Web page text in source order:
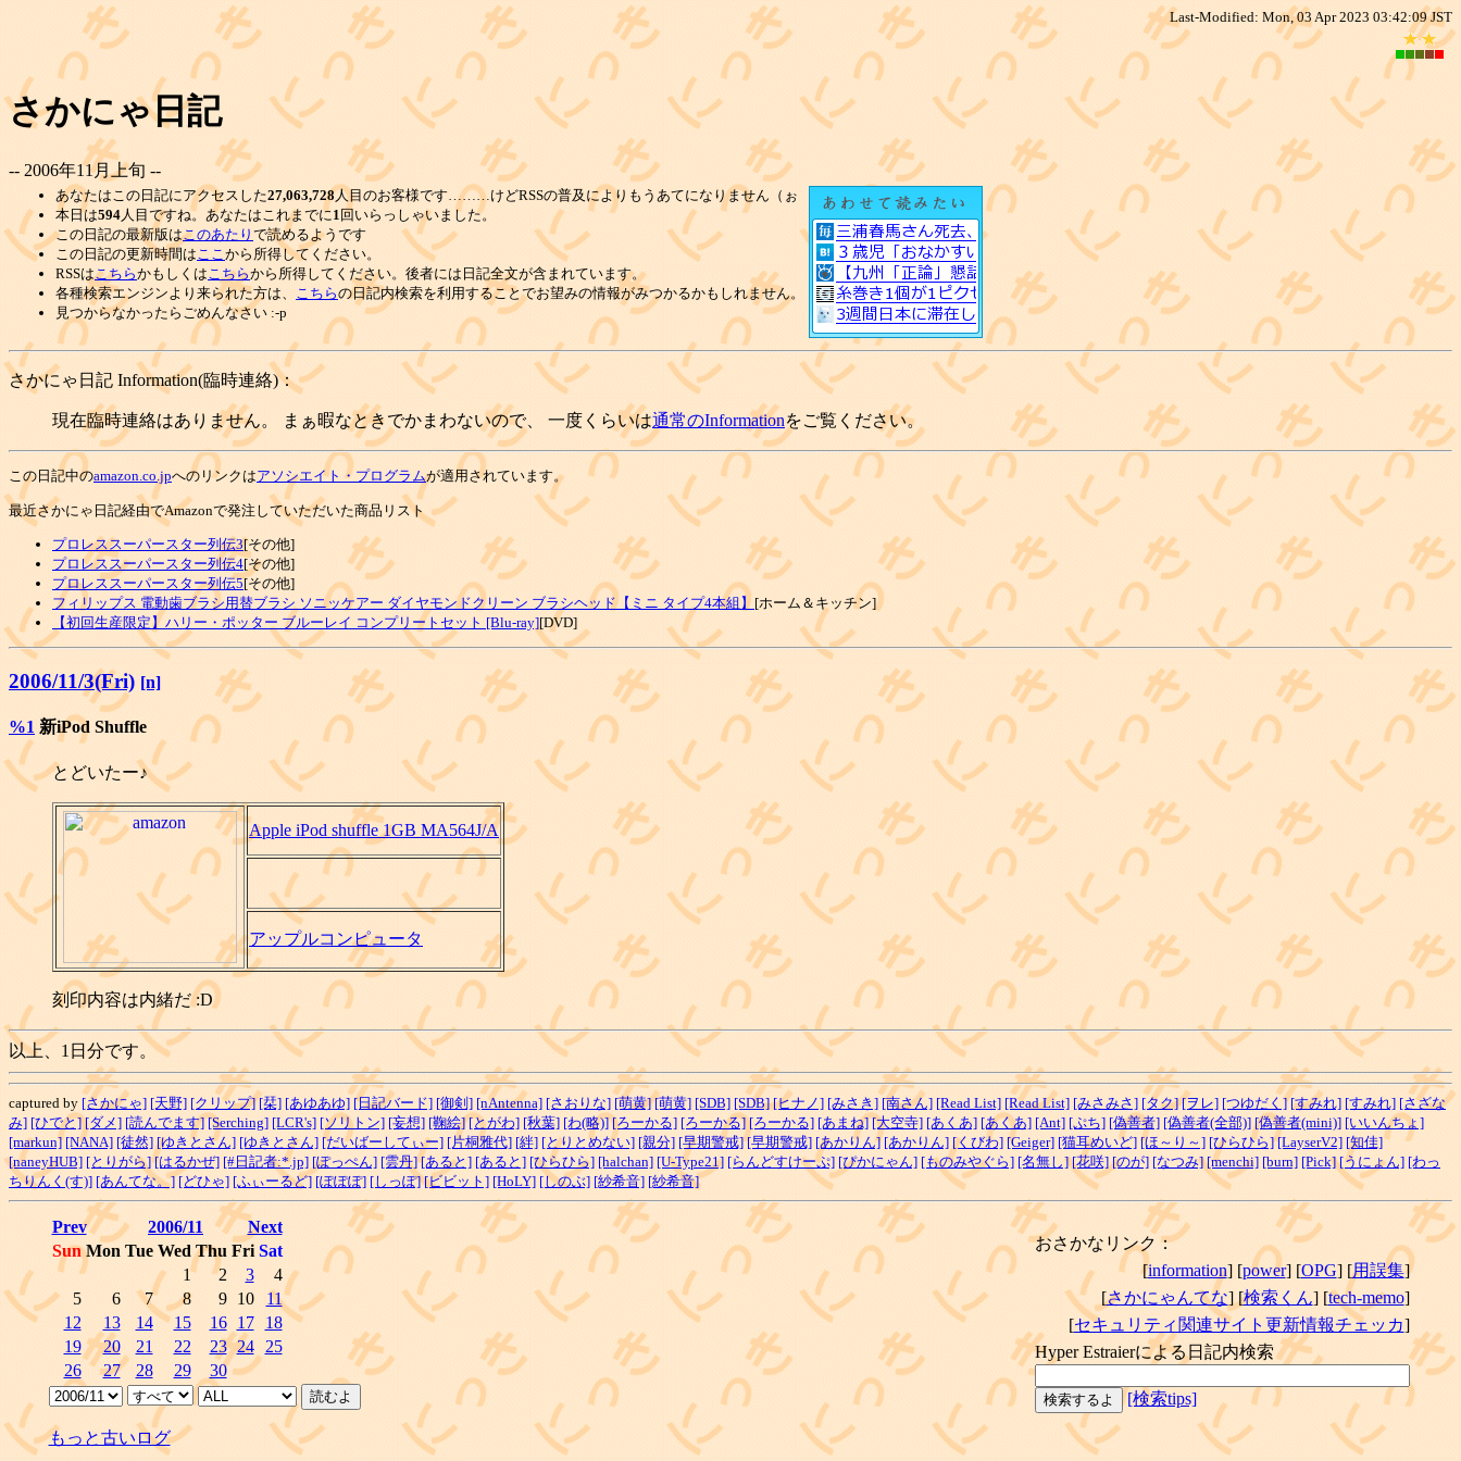
Last-Modified: Mon, 03 Apr 2023 03:42:09 JST
さかにゃ日記
-- 2006年11月上旬 --
あなたはこの日記にアクセスした27,063,728人目のお客様です………けどRSSの普及によりもうあてになりません（ぉ
本日は594 人目ですね。あなたはこれまでに1 回いらっしゃいました。
この日記の最新版はこのあたり で読めるようです
この日記の更新時間はここ から所得してください。
RSSはこちらかもしくは こちらから所得してください。後者には日記全文が含まれています。
各種検索エンジンより来られた方は、 こちらの日記内検索を利用することでお望みの情報がみつかるかもしれません。
見つからなかったらごめんなさい :-p
さかにゃ日記 Information(臨時連絡)：
現在臨時連絡はありません。 まぁ暇なときでかまわないので、 一度くらいは通常のInformationをご覧ください。
この日記中のamazon.co.jpへのリンクはアソシエイト・プログラムが適用されています。
最近さかにゃ日記経由でAmazonで発注していただいた商品リスト
プロレススーパースター列伝3[その他]
プロレススーパースター列伝4[その他]
プロレススーパースター列伝5[その他]
フィリップス 電動歯ブラシ用替ブラシ ソニッケアー ダイヤモンドクリーン ブラシヘッド【ミニ タイプ4本組】 [ホーム＆キッチン]
【初回生産限定】ハリー・ポッター ブルーレイ コンプリートセット [Blu-ray][DVD]
2006/11/3(Fri) [n]
%1 新iPod Shuffle
とどいたー♪
Apple iPod shuffle 1GB MA564J/A
アップルコンピュータ
刻印内容は内緒だ :D
以上、1日分です。
captured by [さかにゃ] [天野] [クリップ] [栞] [あゆあゆ] [日記バード] [御剣] [nAntenna] [さおりな] [萌黄] [萌黄] [SDB] [SDB] [ヒナノ] [みさき] [南さん] [Read List] [Read List] [みさみさ] [タク] [ヲレ] [つゆだく] [すみれ] [すみれ] [さざな
み] [ひでと] [ダメ] [読んでます] [Serching] [LCR's] [ソリトン] [妄想] [鞠絵] [とがわ] [秋葉] [わ(略)] [ろーかる] [ろーかる] [ろーかる] [あまね] [大空寺] [あくあ] [あくあ] [Ant] [ぷち] [偽善者] [偽善者(全部)] [偽善者(mini)] [いいんちょ]
[markun] [NANA] [徒然] [ゆきとさん] [ゆきとさん] [だいばーしてぃー] [片桐雅代] [絆] [とりとめない] [親分] [早期警戒] [早期警戒] [あかりん] [あかりん] [くびわ] [Geiger] [猫耳めいど] [ほ～り～] [ひらひら] [LayserV2] [知佳]
[naneyHUB] [とりがら] [はるかぜ] [#日記者:*.jp] [ぽっぺん] [雲丹] [あると] [あると] [ひらひら] [halchan] [U-Type21] [らんどすけーぷ] [ぴかにゃん] [ものみやぐら] [名無し] [花咲] [のが] [なつみ] [menchi] [burn] [Pick] [うにょん] [わっ
ちりんく(す)] [あんてな。] [どひゃ] [ふぃーるど] [ぽぽぽ] [しっぽ] [ビビット] [HoLY] [しのぶ] [紗希音] [紗希音]
Prev 2006/11
Next
Sun Mon Tue Wed Thu Fri Sat
1
2 3
4
5
6 7 8 9 10
11
12
13 14 15 16 17
18
19
20 21 22 23 24
25
26
27 28 29 30
もっと古いログ
おさかなリンク：
[information] [power] [OPG] [用誤集]
[さかにゃんてな] [検索くん] [tech-memo]
[セキュリティ関連サイト更新情報チェッカ]
Hyper Estraierによる日記内検索
[検索tips]